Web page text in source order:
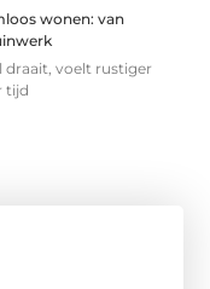
wonen: van
draait, voelt rustiger
tijd